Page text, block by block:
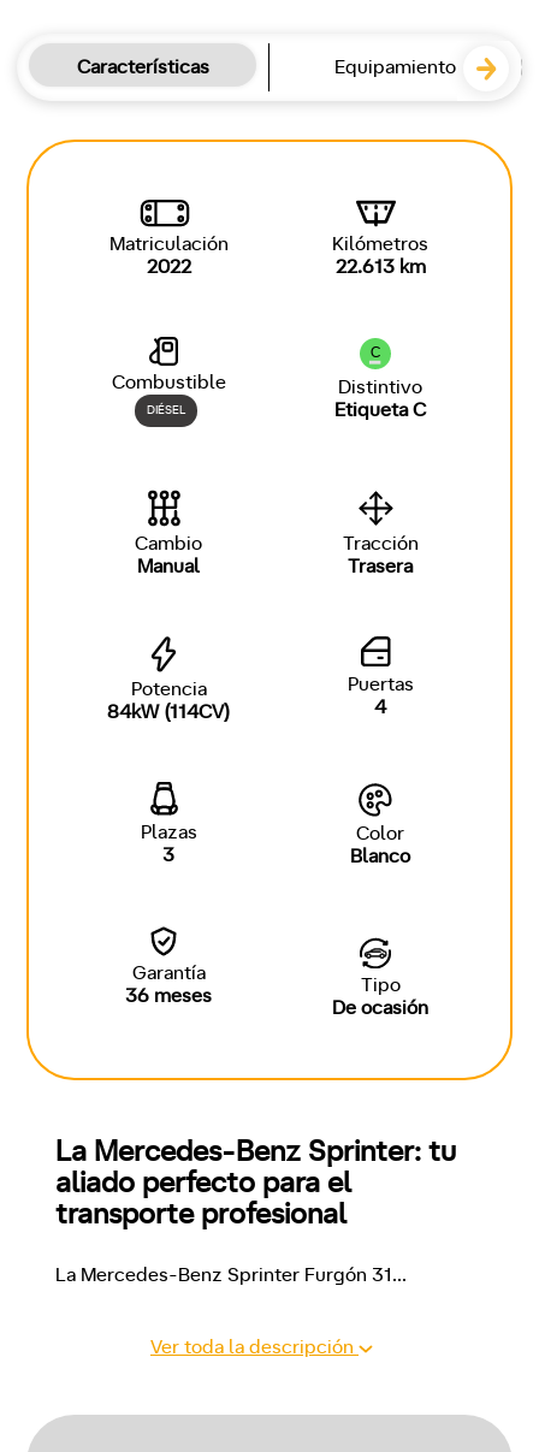
Características Equipamiento
Matriculación
2022
Kilómetros
22.613 km
Combustible
DIÉSEL
C
Distintivo
Etiqueta C
Cambio
Manual
Tracción
Trasera
Potencia
84kW (114CV)
Puertas
4
Plazas
3
Color
Blanco
Garantía
36 meses
Tipo
De ocasión
La Mercedes-Benz Sprinter: tu
aliado perfecto para el
transporte profesional
La Mercedes-Benz Sprinter Furgón 31 ...
Ver toda la descripción